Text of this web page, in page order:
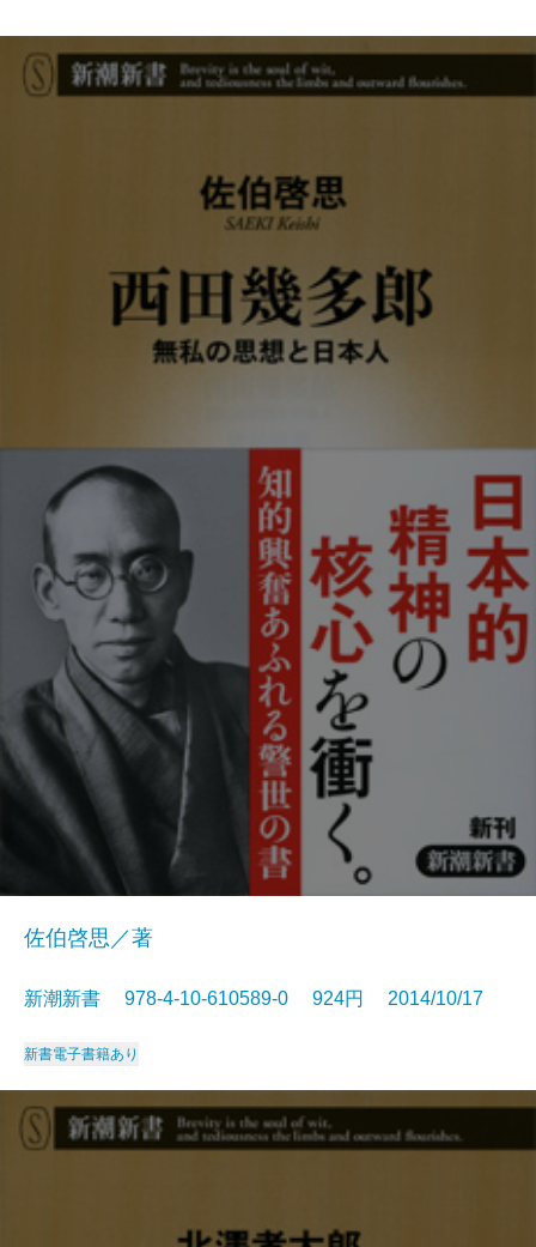
佐伯啓思／著
新潮新書 978-4-10-610589-0 924円 2014/10/17
新書電子書籍あり